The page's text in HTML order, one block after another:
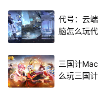
代号：云
脑怎么玩
三国计
么玩三国